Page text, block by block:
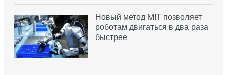
Новый метод MIT позволяет
роботам двигаться в два раза
быстрее